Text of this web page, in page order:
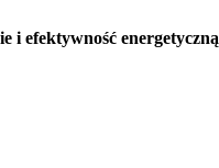
i efektywność energetyczną